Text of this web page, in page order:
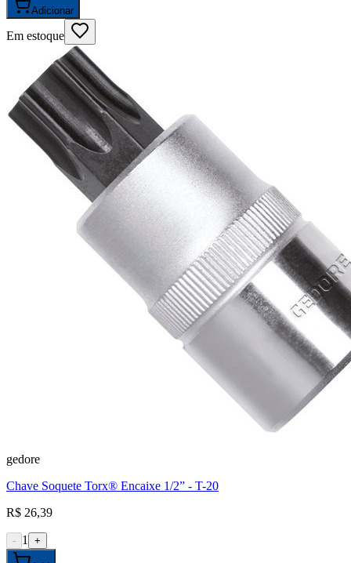
Adicionar
Em estoque
gedore
Chave Soquete Torx® Encaixe 1/2” - T-20
R$ 26,39
- 1 +